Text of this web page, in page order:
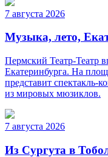
7 августа 2026
Музыка, лето,
Пермский Театр-Театр
Екатеринбурга. На
представит спектакль-
из мировых мюзиклов.
7 августа 2026
Из Сургута в